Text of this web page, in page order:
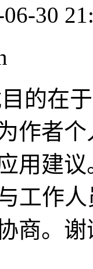
30
的在
作者
用建
工作
商。